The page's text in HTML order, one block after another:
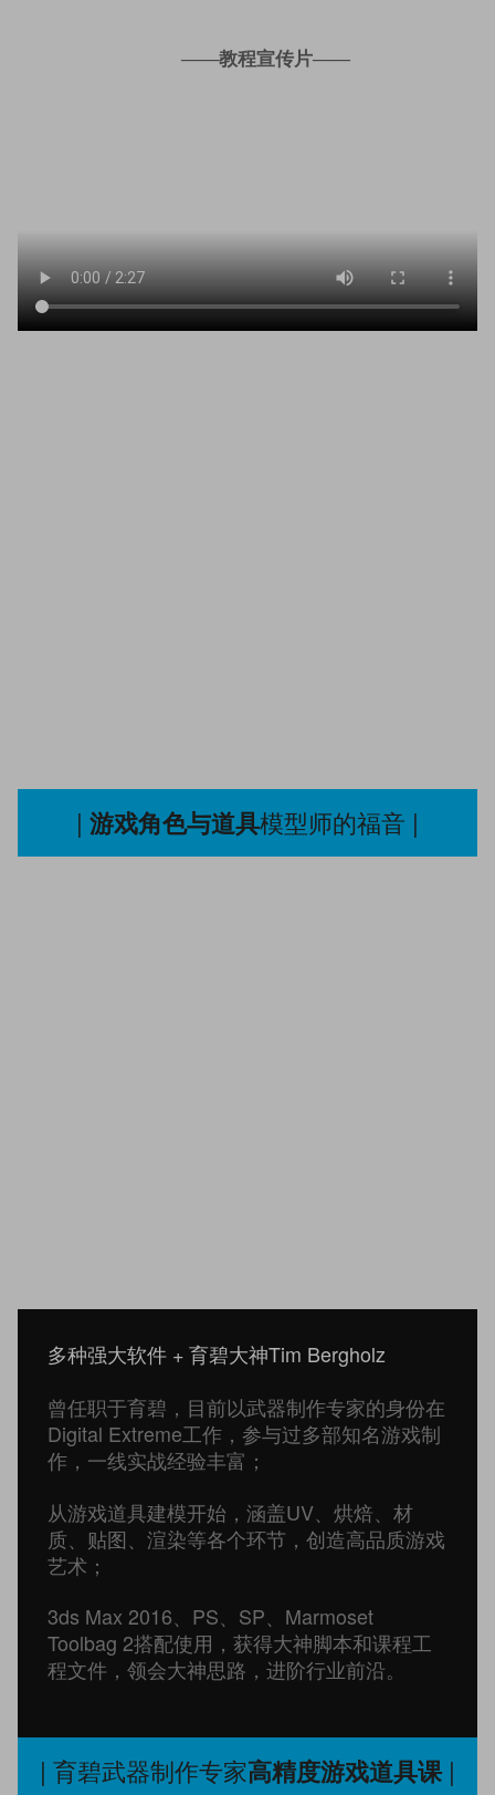
——教程宣传片——
| 游戏角色与道具模型师的福音 |
多种强大软件 + 育碧大神Tim Bergholz
曾任职于育碧，目前以武器制作专家的身份在
Digital Extreme工作，参与过多部知名游戏制
作，一线实战经验丰富；
从游戏道具建模开始，涵盖UV、烘焙、材
质、贴图、渲染等各个环节，创造高品质游戏
艺术；
3ds Max 2016、PS、SP、Marmoset
Toolbag 2搭配使用，获得大神脚本和课程工
程文件，领会大神思路，进阶行业前沿。
| 育碧武器制作专家高精度游戏道具课 |